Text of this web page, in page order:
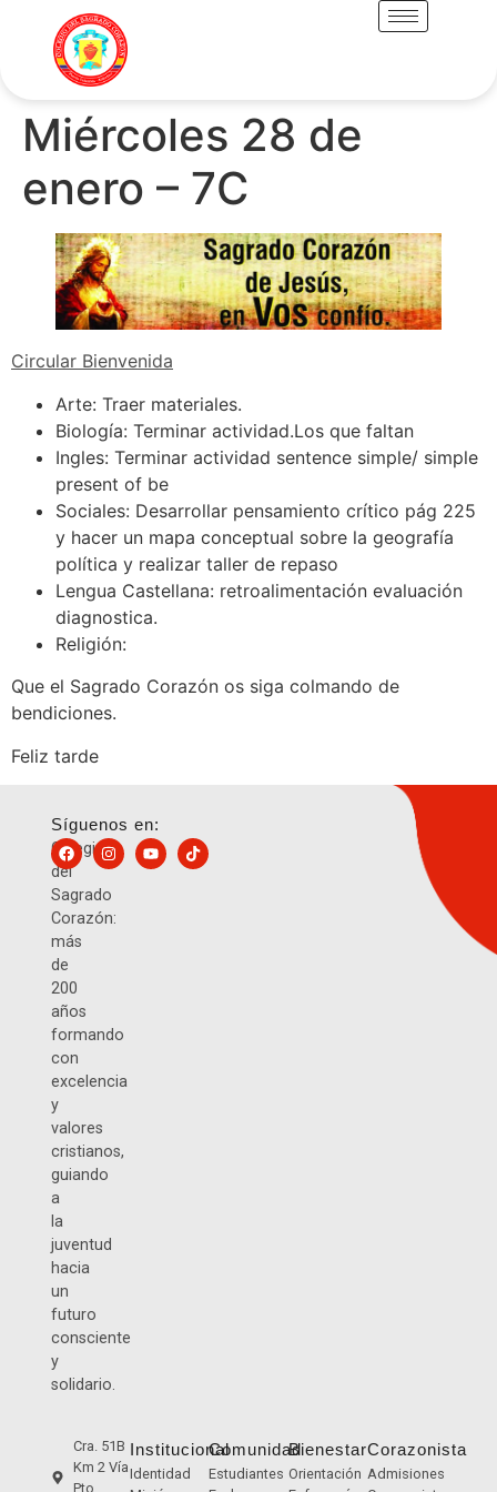
Miércoles 28 de
enero – 7C
Circular Bienvenida
Arte: Traer materiales.
Biología: Terminar actividad.Los que faltan
Ingles: Terminar actividad sentence simple/ simple
present of be
Sociales: Desarrollar pensamiento crítico pág 225
y hacer un mapa conceptual sobre la geografía
política y realizar taller de repaso
Lengua Castellana: retroalimentación evaluación
diagnostica.
Religión:
Que el Sagrado Corazón os siga colmando de
bendiciones.
Feliz tarde
Colegio
del
Sagrado
Corazón:
más
de
200
años
formando
con
excelencia
y
valores
cristianos,
guiando
a
la
juventud
hacia
un
futuro
consciente
y
solidario.
Síguenos en:
Cra. 51B
Km 2 Vía
Pto.
Institucional
Identidad
Comunidad
Estudiantes
Bienestar
Orientación
Corazonista
Admisiones